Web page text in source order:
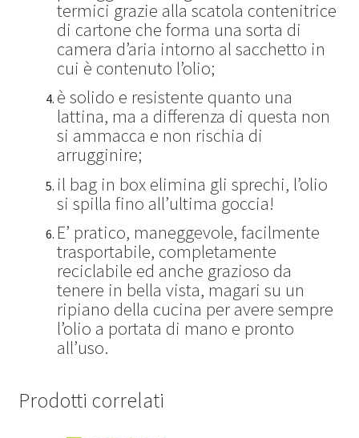
termici grazie alla scatola contenitrice
di cartone che forma una sorta di
camera d’aria intorno al sacchetto in
cui è contenuto l’olio;
è solido e resistente quanto una
lattina, ma a differenza di questa non
si ammacca e non rischia di
arrugginire;
il bag in box elimina gli sprechi, l’olio
si spilla fino all’ultima goccia!
E’ pratico, maneggevole, facilmente
trasportabile, completamente
reciclabile ed anche grazioso da
tenere in bella vista, magari su un
ripiano della cucina per avere sempre
l’olio a portata di mano e pronto
all’uso.
Prodotti correlati